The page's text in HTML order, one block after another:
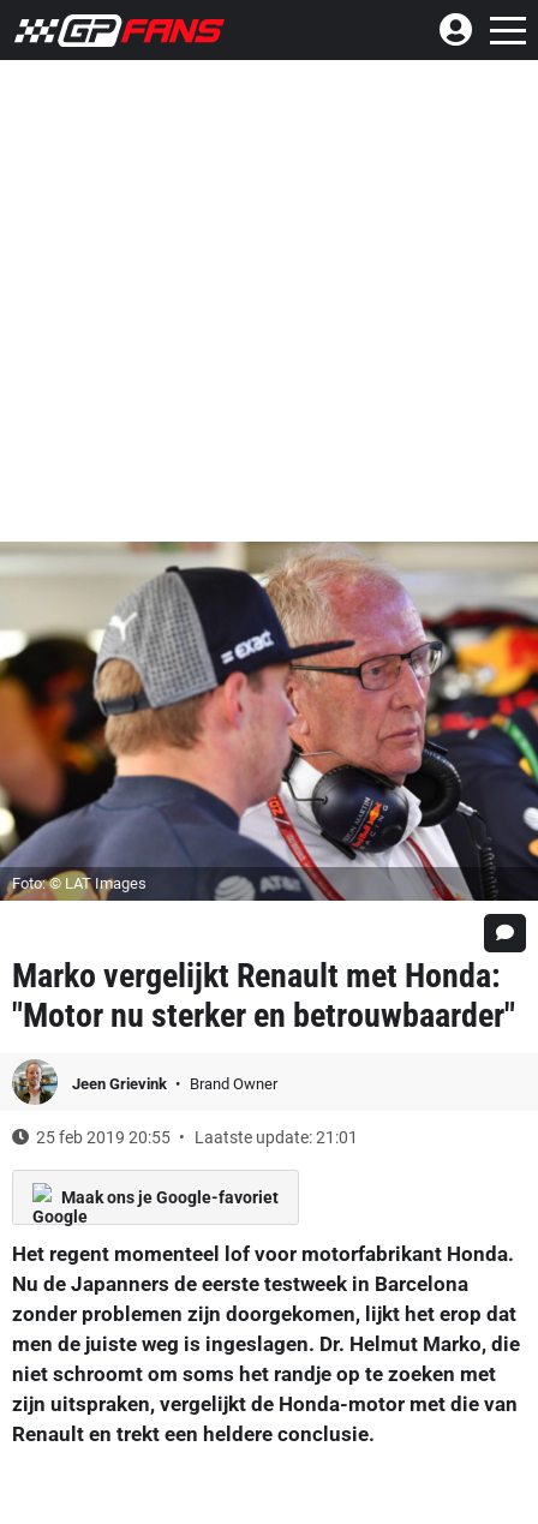
Foto: © LAT Images
Marko vergelijkt Renault met Honda:
"Motor nu sterker en betrouwbaarder"
Jeen Grievink Brand Owner
25 feb 2019 20:55 Laatste update: 21:01
Maak ons je Google-favoriet
Het regent momenteel lof voor motorfabrikant Honda.
Nu de Japanners de eerste testweek in Barcelona
zonder problemen zijn doorgekomen, lijkt het erop dat
men de juiste weg is ingeslagen. Dr. Helmut Marko, die
niet schroomt om soms het randje op te zoeken met
zijn uitspraken, vergelijkt de Honda-motor met die van
Renault en trekt een heldere conclusie.